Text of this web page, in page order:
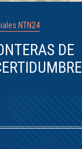
NTN24
DE